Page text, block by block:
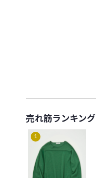
売れ筋ランキング
1